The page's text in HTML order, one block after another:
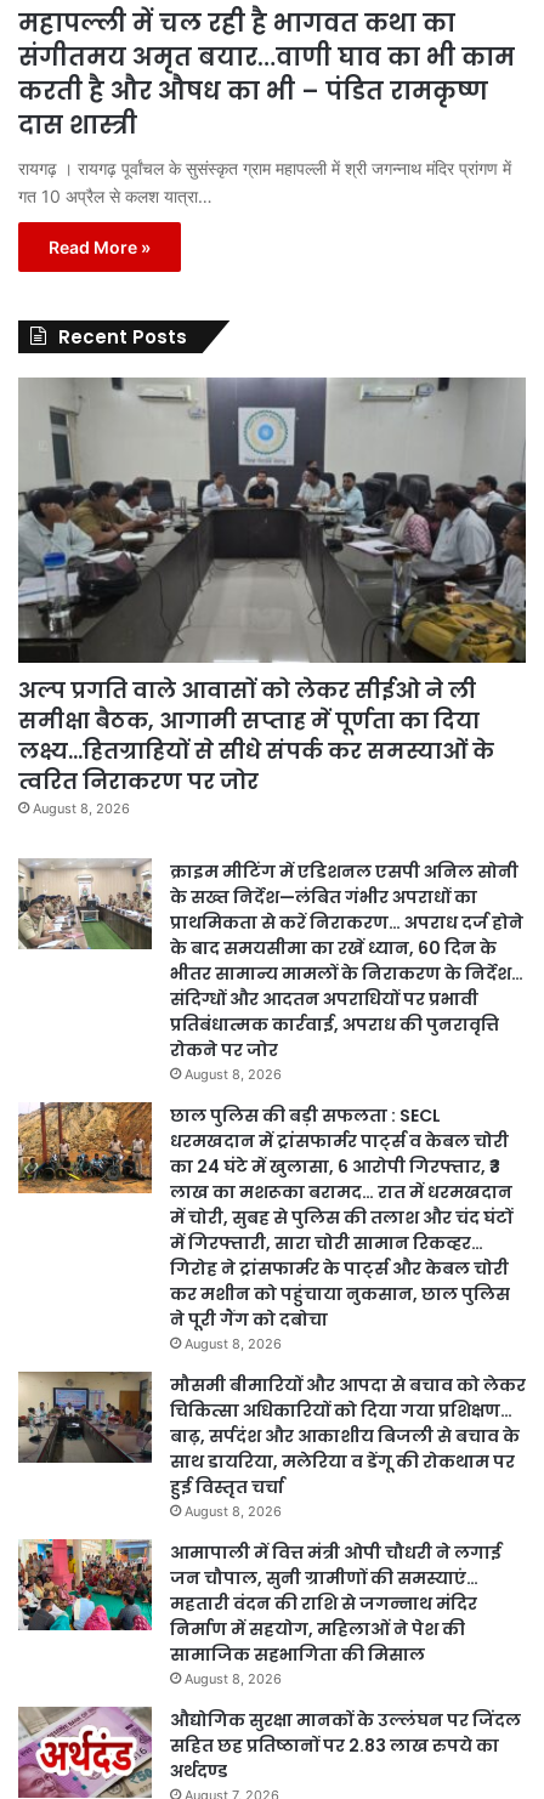
महापल्ली में चल रही है भागवत कथा का
संगीतमय अमृत बयार…वाणी घाव का भी काम
करती है और औषध का भी – पंडित रामकृष्ण
दास शास्त्री
रायगढ़ । रायगढ़ पूर्वांचल के सुसंस्कृत ग्राम महापल्ली में श्री जगन्नाथ मंदिर प्रांगण में
गत 10 अप्रैल से कलश यात्रा…
Read More »
Recent Posts
अल्प प्रगति वाले आवासों को लेकर सीईओ ने ली
समीक्षा बैठक, आगामी सप्ताह में पूर्णता का दिया
लक्ष्य…हितग्राहियों से सीधे संपर्क कर समस्याओं के
त्वरित निराकरण पर जोर
August 8, 2026
क्राइम मीटिंग में एडिशनल एसपी अनिल सोनी
के सख्त निर्देश—लंबित गंभीर अपराधों का
प्राथमिकता से करें निराकरण… अपराध दर्ज होने
के बाद समयसीमा का रखें ध्यान, 60 दिन के
भीतर सामान्य मामलों के निराकरण के निर्देश…
संदिग्धों और आदतन अपराधियों पर प्रभावी
प्रतिबंधात्मक कार्रवाई, अपराध की पुनरावृत्ति
रोकने पर जोर
August 8, 2026
छाल पुलिस की बड़ी सफलता : SECL
धरमखदान में ट्रांसफार्मर पार्ट्स व केबल चोरी
का 24 घंटे में खुलासा, 6 आरोपी गिरफ्तार, ₹3
लाख का मशरूका बरामद… रात में धरमखदान
में चोरी, सुबह से पुलिस की तलाश और चंद घंटों
में गिरफ्तारी, सारा चोरी सामान रिकव्हर…
गिरोह ने ट्रांसफार्मर के पार्ट्स और केबल चोरी
कर मशीन को पहुंचाया नुकसान, छाल पुलिस
ने पूरी गैंग को दबोचा
August 8, 2026
मौसमी बीमारियों और आपदा से बचाव को लेकर
चिकित्सा अधिकारियों को दिया गया प्रशिक्षण…
बाढ़, सर्पदंश और आकाशीय बिजली से बचाव के
साथ डायरिया, मलेरिया व डेंगू की रोकथाम पर
हुई विस्तृत चर्चा
August 8, 2026
आमापाली में वित्त मंत्री ओपी चौधरी ने लगाई
जन चौपाल, सुनी ग्रामीणों की समस्याएं…
महतारी वंदन की राशि से जगन्नाथ मंदिर
निर्माण में सहयोग, महिलाओं ने पेश की
सामाजिक सहभागिता की मिसाल
August 8, 2026
औद्योगिक सुरक्षा मानकों के उल्लंघन पर जिंदल
सहित छह प्रतिष्ठानों पर 2.83 लाख रुपये का
अर्थदण्ड